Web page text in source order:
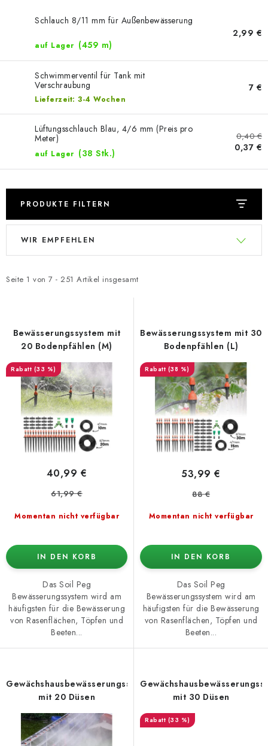
Schlauch 8/11 mm für Außenbewässerung
auf Lager (459 m)
2,99 €
Schwimmerventil für Tank mit
Verschraubung
Lieferzeit: 3-4 Wochen
7 €
Lüftungsschlauch Blau, 4/6 mm (Preis pro
Meter)
auf Lager (38 Stk.)
0,40 €
0,37 €
PRODUKTE FILTERN
L
t
e
P
r
Seite 1 von 7 - 251 Artikel insgesamt
P
d
o
r
WIR EMPFEHLEN
Bewässerungssystem mit
20 Bodenpfählen (M)
(33 %)
Momentan nicht verfügbar
40,99 €
61,99 €
IN DEN KORB
Das Soil Peg
Bewässerungssystem wird am
häufigsten für die Bewässerung
von Rasenflächen, Töpfen und
Beeten...
Bewässerungssystem mit 30
Bodenpfählen (L)
(38 %)
Momentan nicht verfügbar
53,99 €
88 €
IN DEN KORB
Das Soil Peg
Bewässerungssystem wird am
häufigsten für die Bewässerung
von Rasenflächen, Töpfen und
Beeten...
Gewächshausbewässerungssystem
mit 20 Düsen
mit 30 Düsen
(33 %)